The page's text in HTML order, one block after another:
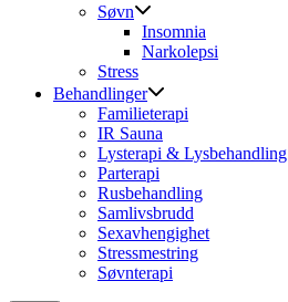
Søvn
Insomnia
Narkolepsi
Stress
Behandlinger
Familieterapi
IR Sauna
Lysterapi & Lysbehandling
Parterapi
Rusbehandling
Samlivsbrudd
Sexavhengighet
Stressmestring
Søvnterapi